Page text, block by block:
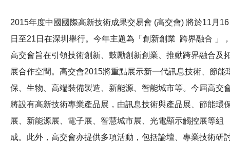
科技分享
會籍
2015年度中國國際高新技術成果交易會 (高交會) 將於11月16
日至21日在深圳舉行。今年主題為「創新創業 跨界融合 」
高交會旨在引領技術創新、鼓勵創新創業、推動跨界融合及
展合作空間。高交會2015將重點展示新一代訊息技術、節能
保、生物、高端裝備製造、新能源、智能城市等。今屆高交
將設有高新技術專業產品展，由訊息技術與產品展、節能環
展、新能源展、電子展、智慧城市展、光電顯示觸控展等組
成。此外，高交會亦提供多項活動，包括論壇、專業技術研